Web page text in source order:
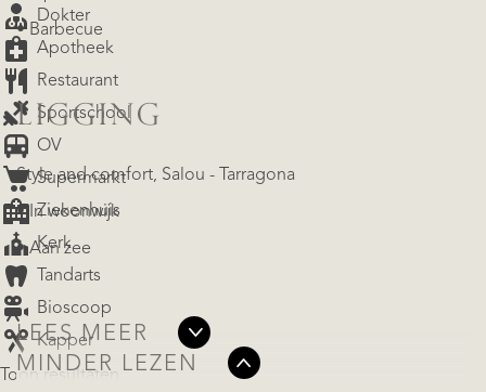
• Barbecue
LIGGING
Style and comfort, Salou - Tarragona
• In woonwijk
• Aan zee
LEES MEER
MINDER LEZEN
Dokter
Apotheek
Restaurant
Sportschool
OV
Supermarkt
Ziekenhuis
Kerk
Tandarts
Bioscoop
Kapper
Toon resultaten
AANBOD